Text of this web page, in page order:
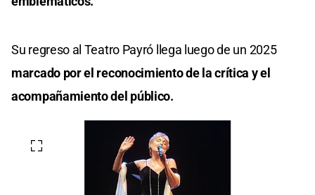
Su regreso al Teatro Payró llega luego de un 2025
marcado por el reconocimiento de la crítica y el
acompañamiento del público.